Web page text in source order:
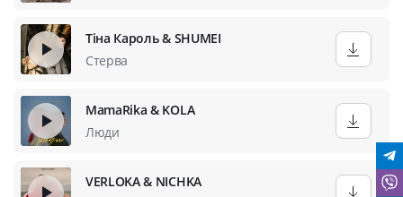
Тіна Кароль & SHUMEI
Стерва
MamaRika & KOLA
Люди
VERLOKA & NICHKA